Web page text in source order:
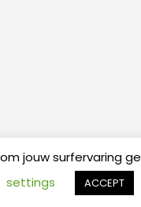
jouw surfervaring
settings
ACCEPT